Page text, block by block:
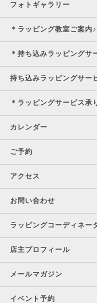
フォトギャラリー
＊ラッピング教室ご案内♪
＊持ち込みラッピングサ
持ち込みラッピングサー
＊ラッピングサービス承
カレンダー
ご予約
アクセス
お問い合わせ
ラッピングコーディネ
店主プロフィール
メールマガジン
イベント予約